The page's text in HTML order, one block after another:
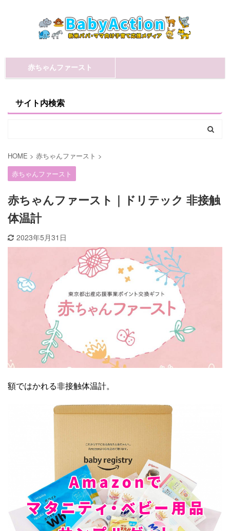
赤ちゃんファースト
サイト内検索
HOME > 赤ちゃんファースト >
赤ちゃんファースト
赤ちゃんファースト｜ドリテック 非接触
体温計
2023年5月31日
額ではかれる非接触体温計。